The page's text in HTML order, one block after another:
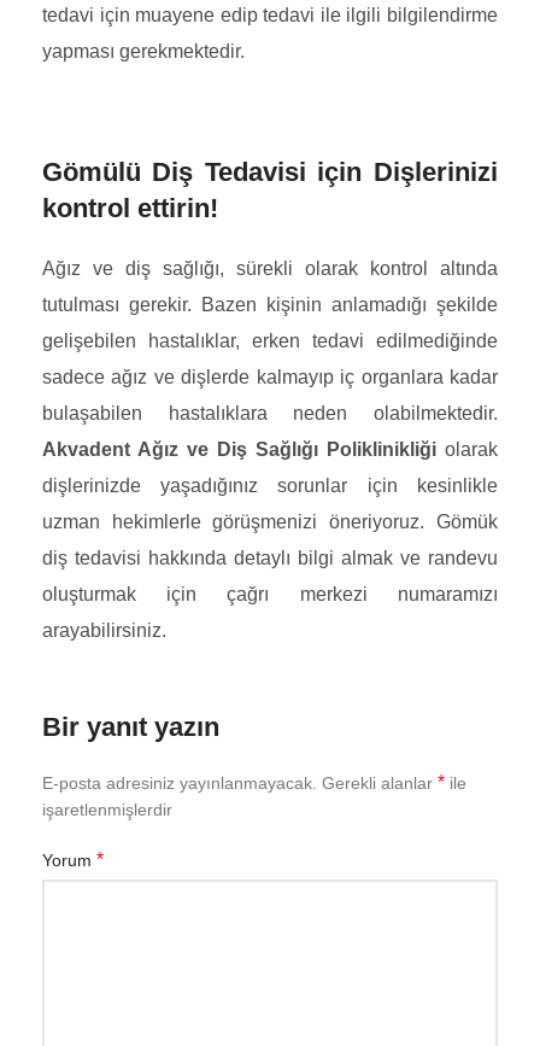
tedavi için muayene edip tedavi ile ilgili bilgilendirme
yapması gerekmektedir.
Gömülü Diş Tedavisi için Dişlerinizi
kontrol ettirin!
Ağız ve diş sağlığı, sürekli olarak kontrol altında
tutulması gerekir. Bazen kişinin anlamadığı şekilde
gelişebilen hastalıklar, erken tedavi edilmediğinde
sadece ağız ve dişlerde kalmayıp iç organlara kadar
bulaşabilen hastalıklara neden olabilmektedir.
Akvadent Ağız ve Diş Sağlığı Poliklinikliği olarak
dişlerinizde yaşadığınız sorunlar için kesinlikle
uzman hekimlerle görüşmenizi öneriyoruz. Gömük
diş tedavisi hakkında detaylı bilgi almak ve randevu
oluşturmak için çağrı merkezi numaramızı
arayabilirsiniz.
Bir yanıt yazın
E-posta adresiniz yayınlanmayacak. Gerekli alanlar * ile
işaretlenmişlerdir
Yorum *